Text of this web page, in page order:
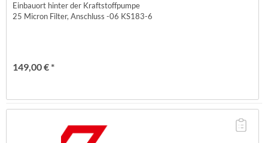
Einbauort hinter der Kraftstoffpumpe
25 Micron Filter, Anschluss -06 KS183-6
149,00 € *